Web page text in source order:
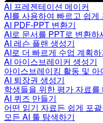
AI 프레젠테이션 메이커
AI를 사용하여 빠르고 쉽
AI PDF-PPT 변환기
AI로 문서를 PPT로 변환하
AI 레슨 플랜 생성기
AI로 더 빠르게 수업 계획하
AI 아이스브레이커 생성기
아이스브레이킹 활동 및 아
AI 퇴장권 생성기
학생들을 위한 평가 자료
AI 퀴즈 만들기
어떤 읽기 자료든 쉽게 포
모든 AI 툴 탐색하기